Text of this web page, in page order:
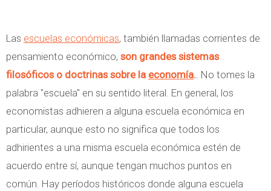
Las escuelas económicas, también llamadas corrientes de
pensamiento económico, son grandes sistemas
filosóficos o doctrinas sobre la economía.. No tomes la
palabra "escuela" en su sentido literal. En general, los
economistas adhieren a alguna escuela económica en
particular, aunque esto no significa que todos los
adhirientes a una misma escuela económica estén de
acuerdo entre sí, aunque tengan muchos puntos en
común. Hay períodos históricos donde alguna escuela